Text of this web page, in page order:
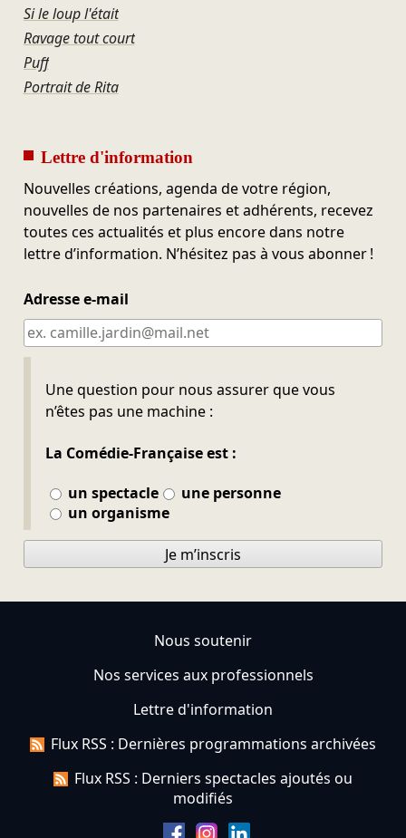
Si le loup l'était
Ravage tout court
Puff
Portrait de Rita
Lettre d'information
Nouvelles créations, agenda de votre région,
nouvelles de nos partenaires et adhérents, recevez
toutes ces actualités et plus encore dans notre
lettre d’information. N’hésitez pas à vous abonner !
Adresse e-mail
Une question pour nous assurer que vous
n’êtes pas une machine :
La Comédie-Française est :
un spectacle
une personne
un organisme
Ne pas remplir
Je m’inscris
Nous soutenir
Nos services aux professionnels
Lettre d'information
Flux RSS : Dernières programmations archivées
Flux RSS : Derniers spectacles ajoutés ou
modifiés